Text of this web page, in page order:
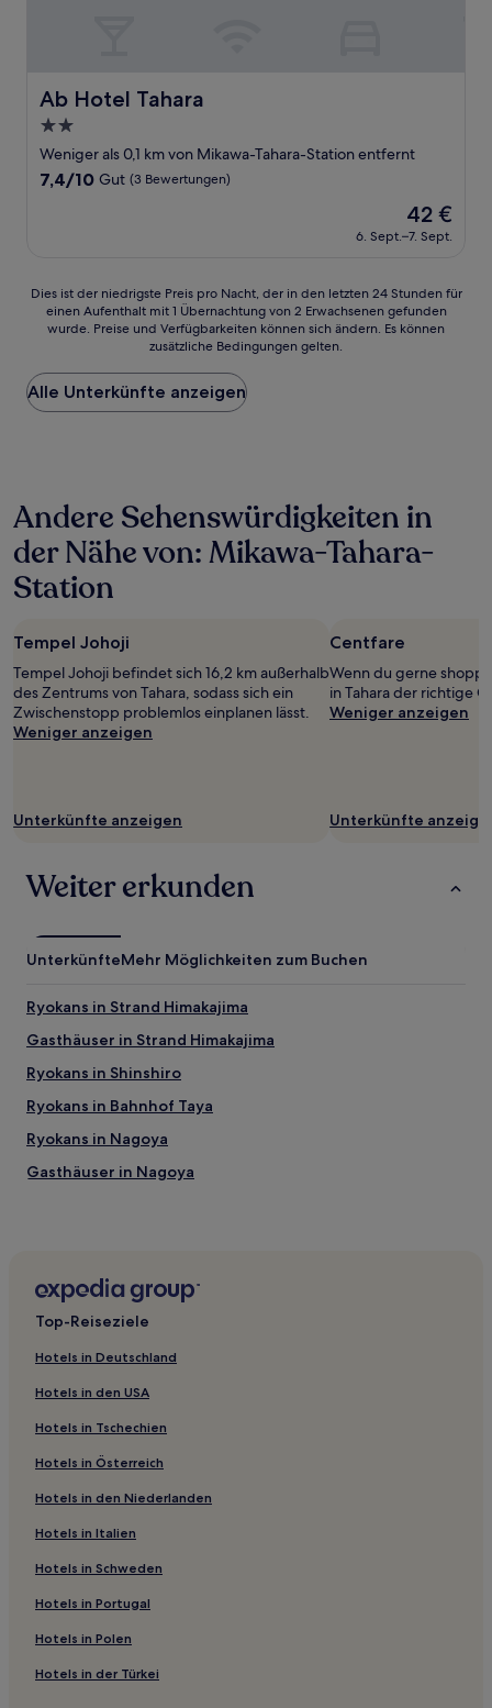
Ab Hotel Tahara
Ab Hotel Tahara
2.0-
Sterne-
Unterkunft
Weniger als 0,1 km von Mikawa-Tahara-Station entfernt
7.4
7,4/10 Gut (3 Bewertungen)
Der
Preis
beträgt
42 €
6. Sept.–7. Sept.
Dies
der
Preis
pro
Nacht,
24 Stunden
für
einen
mit
2 Erwachsenen
gefunden
wurde.
Preise
und
Es
Bedingungen
Dies ist der niedrigste Preis pro Nacht, der in den letzten 24 Stunden für
einen Aufenthalt mit 1 Übernachtung von 2 Erwachsenen gefunden
wurde. Preise und Verfügbarkeiten können sich ändern. Es können
zusätzliche Bedingungen gelten.
Alle Unterkünfte anzeigen
Andere Sehenswürdigkeiten in
der Nähe von: Mikawa-Tahara-
Station
Tempel Johoji
Tempel Johoji befindet sich 16,2 km außerhalb
des Zentrums von Tahara, sodass sich ein
Zwischenstopp problemlos einplanen lässt.
Weniger anzeigen
Unterkünfte anzeigen
Centfare
Wenn du gerne
in Tahara der richtige
Weniger anzeigen
Unterkünfte
Weiter erkunden
UnterkünfteMehr Möglichkeiten zum Buchen
Ryokans in Strand Himakajima
Gasthäuser in Strand Himakajima
Ryokans in Shinshiro
Ryokans in Bahnhof Taya
Ryokans in Nagoya
Gasthäuser in Nagoya
Hotels mit Thermalbad in Gamagori
Hotels mit Parkplatz in Gamagori
Hotels mit Parkplatz in Toyota
Hotels mit Thermalbad nahe Strand Himakajima
Luxus nahe Strand Himakajima
Günstige in Toyohashi
Hotels mit Thermalbad in Toyohashi
Strand in Nagoya
Lgbtqia-Freundliche in Nagoya
Luxus in Cape Irago
3-Sterne-Hotels in Nagoya
2-Sterne-Hotels in Strand Nishiura Onsen
Top-Reiseziele
Hotels in Deutschland
Hotels in den USA
Hotels in Tschechien
Hotels in Österreich
Hotels in den Niederlanden
Hotels in Italien
Hotels in Schweden
Hotels in Portugal
Hotels in Polen
Hotels in der Türkei